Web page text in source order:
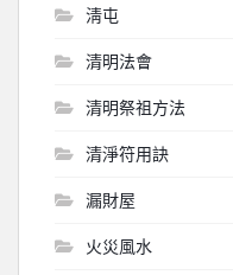
淸屯
清明法會
清明祭祖方法
清淨符用訣
漏財屋
火災風水